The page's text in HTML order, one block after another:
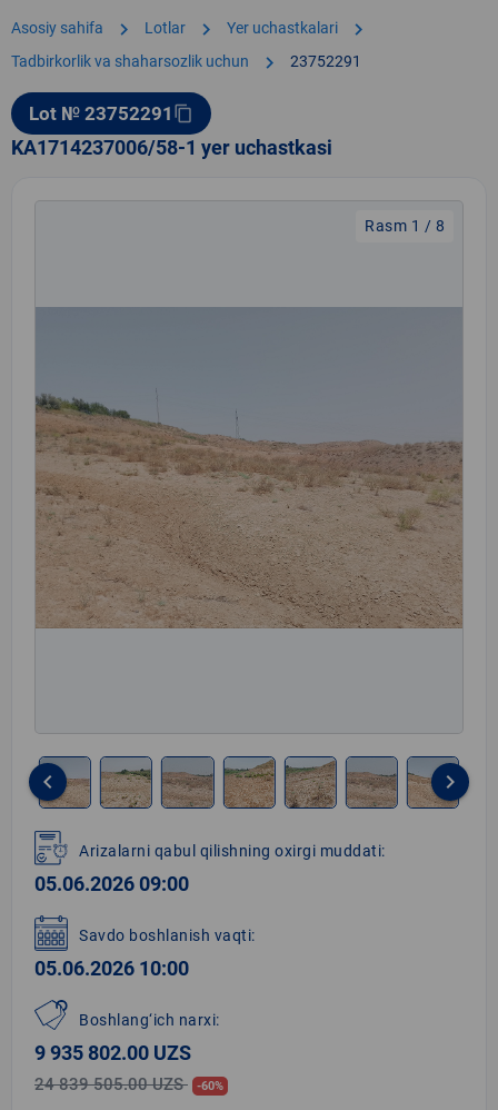
Asosiy sahifa chevron_right Lotlar chevron_right Yer uchastkalari chevron_right
Tadbirkorlik va shaharsozlik uchun chevron_right 23752291
Lot № 23752291 content_copy
KA1714237006/58-1 yer uchastkasi
Rasm 1 / 8
1
of
8
keyboard_arrow_left keyboard_arrow_right
Arizalarni qabul qilishning oxirgi muddati:
05.06.2026 09:00
Savdo boshlanish vaqti:
05.06.2026 10:00
Boshlang‘ich narxi:
9 935 802.00 UZS
24 839 505.00 UZS -60%